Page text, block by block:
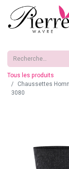
Tous les produits
Chaussettes
3080